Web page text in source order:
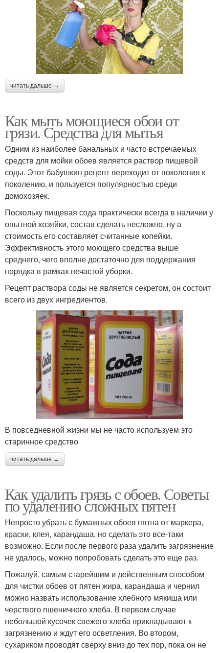
читать дальше →
Как мыть моющиеся обои от
грязи. Средства для мытья
Одним из наиболее банальных и часто встречаемых
средств для мойки обоев является раствор пищевой
соды. Этот бабушкин рецепт переходит от поколения к
поколению, и пользуется популярностью среди
домохозяек.
Поскольку пищевая сода практически всегда в наличии у
опытной хозяйки, состав сделать несложно, ну а
стоимость его составляет считанные копейки.
Эффективность этого моющего средства выше
среднего, чего вполне достаточно для поддержания
порядка в рамках нечастой уборки.
Рецепт раствора соды не является секретом, он состоит
всего из двух ингредиентов.
В повседневной жизни мы не часто используем это
старинное средство
читать дальше →
Как удалить грязь с обоев. Советы
по удалению сложных пятен
Непросто убрать с бумажных обоев пятна от маркера,
краски, клея, карандаша, но сделать это все-таки
возможно. Если после первого раза удалить загрязнение
не удалось, можно попробовать сделать это еще раз.
Пожалуй, самым старейшим и действенным способом
для чистки обоев от пятен жира, карандаша и чернил
можно назвать использование хлебного мякиша или
черствого пшеничного хлеба. В первом случае
небольшой кусочек свежего хлеба прикладывают к
загрязнению и ждут его осветления. Во втором,
сухариком проводят сверху вниз до тех пор, пока он не